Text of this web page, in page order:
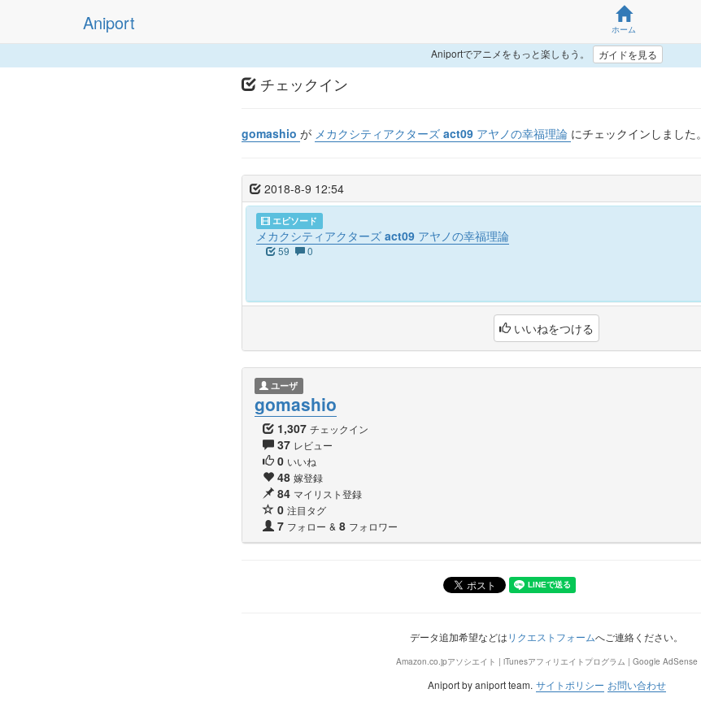
Aniport ホーム
Aniportでアニメをもっと楽しもう。 ガイドを見る
チェックイン
gomashio が メカクシティアクターズ act09 アヤノの幸福理論 にチェックインしました。
2018-8-9 12:54
エピソード
メカクシティアクターズ act09 アヤノの幸福理論
59 0
いいねをつける
ユーザ
gomashio
1,307 チェックイン
37 レビュー
0 いいね
48 嫁登録
84 マイリスト登録
0 注目タグ
7 フォロー & 8 フォロワー
データ追加希望などはリクエストフォームへご連絡ください。
Amazon.co.jpアソシエイト | iTunesアフィリエイトプログラム | Google AdSense
Aniport by aniport team. サイトポリシー お問い合わせ